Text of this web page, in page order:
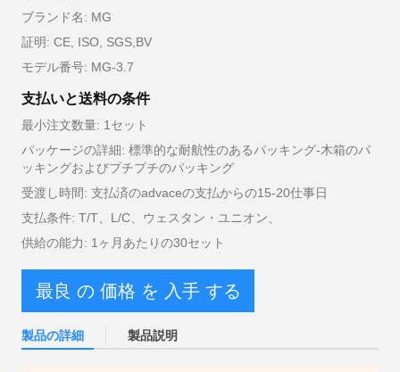
ブランド名: MG
証明: CE, ISO, SGS,BV
モデル番号: MG-3.7
支払いと送料の条件
最小注文数量: 1セット
パッケージの詳細: 標準的な耐航性のあるパッキング-木箱のパ
ッキングおよびプチプチのパッキング
受渡し時間: 支払済のadvaceの支払からの15-20仕事日
支払条件: T/T、L/C、ウェスタン・ユニオン、
供給の能力: 1ヶ月あたりの30セット
最良 の 価格 を 入手 する
製品の詳細 製品説明